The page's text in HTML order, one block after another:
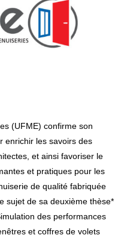
enrichir les savoirs des
et ainsi favoriser le
et pratiques pour les
de qualité fabriquée
sujet de sa deuxième thèse*
des performances
et coffres de volets